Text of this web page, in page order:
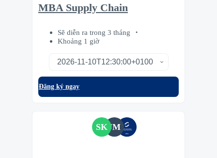
MBA Supply Chain
Sẽ diễn ra trong 3 tháng
Khoảng 1 giờ
Đăng ký ngay
SK JM